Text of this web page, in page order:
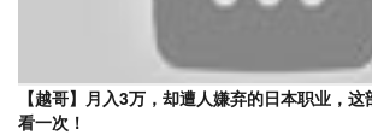
【越哥】月入3万，却遭人嫌弃的日本职业，
看一次！